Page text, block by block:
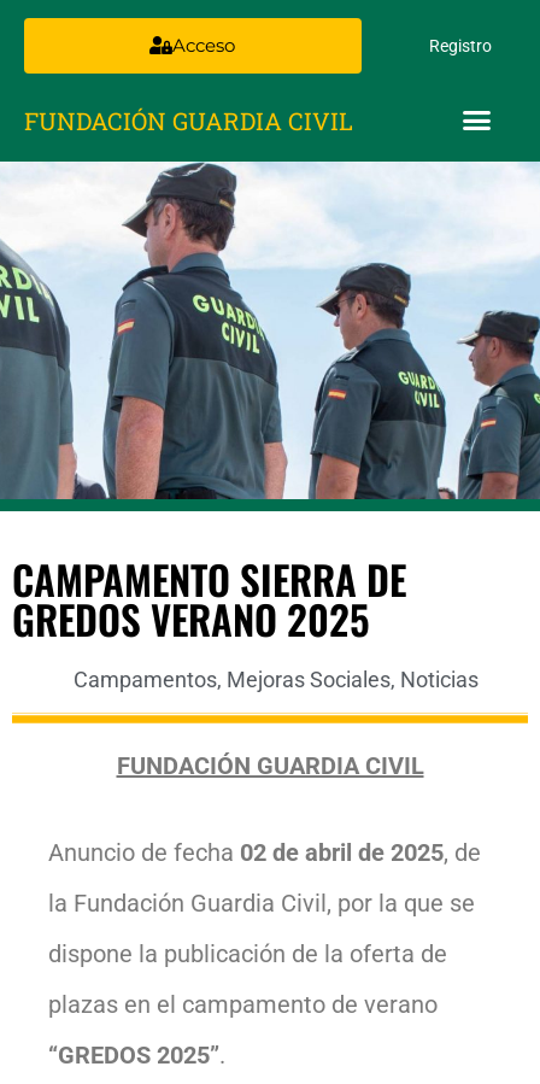
Acceso Registro
FUNDACIÓN GUARDIA CIVIL
CAMPAMENTO SIERRA DE
GREDOS VERANO 2025
Campamentos, Mejoras Sociales, Noticias
FUNDACIÓN GUARDIA CIVIL
Anuncio de fecha 02 de abril de 2025, de
la Fundación Guardia Civil, por la que se
dispone la publicación de la oferta de
plazas en el campamento de verano
“GREDOS 2025”.